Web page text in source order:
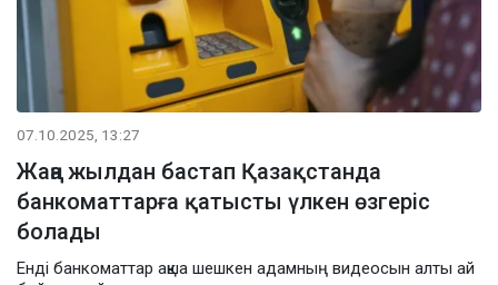
07.10.2025, 13:27
Жаңа жылдан бастап Қазақстанда
банкоматтарға қатысты үлкен өзгеріс
болады
Енді банкоматтар ақша шешкен адамның видеосын алты ай